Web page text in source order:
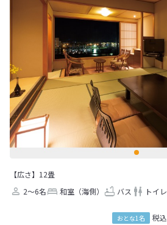
【広さ】12畳
2～6名
和室（海側） バス トイレ
おとな1名 税込